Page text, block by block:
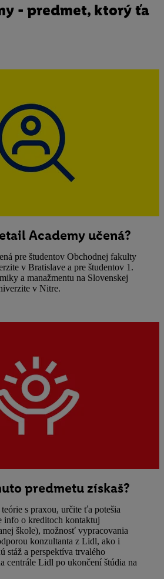
- predmet, ktorý ťa
Academy učená?
pre študentov Obchodnej fakulty
v Bratislave a pre študentov 1.
a manažmentu na Slovenskej
v Nitre.
predmetu získaš?
s praxou, určite ťa potešia
info o kreditoch kontaktuj
škole), možnosť vypracovania
konzultanta z Lidl, ako i
stáž a perspektíva trvalého
centrále Lidl po ukončení štúdia na